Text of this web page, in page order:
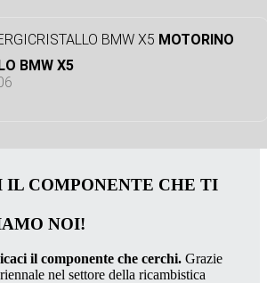
MOTORINO
BMW X5
IL COMPONENTE CHE TI
NOI!
il componente che cerchi. Grazie
nel settore della ricambistica